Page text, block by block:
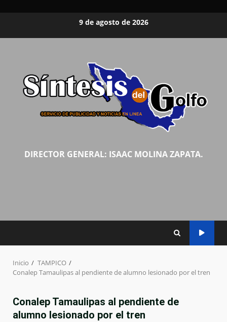
9 de agosto de 2026
DIRECTOR GENERAL: ISAAC MOLINA ZAPATA.
Inicio
TAMPICO
Conalep Tamaulipas al pendiente de alumno lesionado por el tren
Conalep Tamaulipas al pendiente de
alumno lesionado por el tren